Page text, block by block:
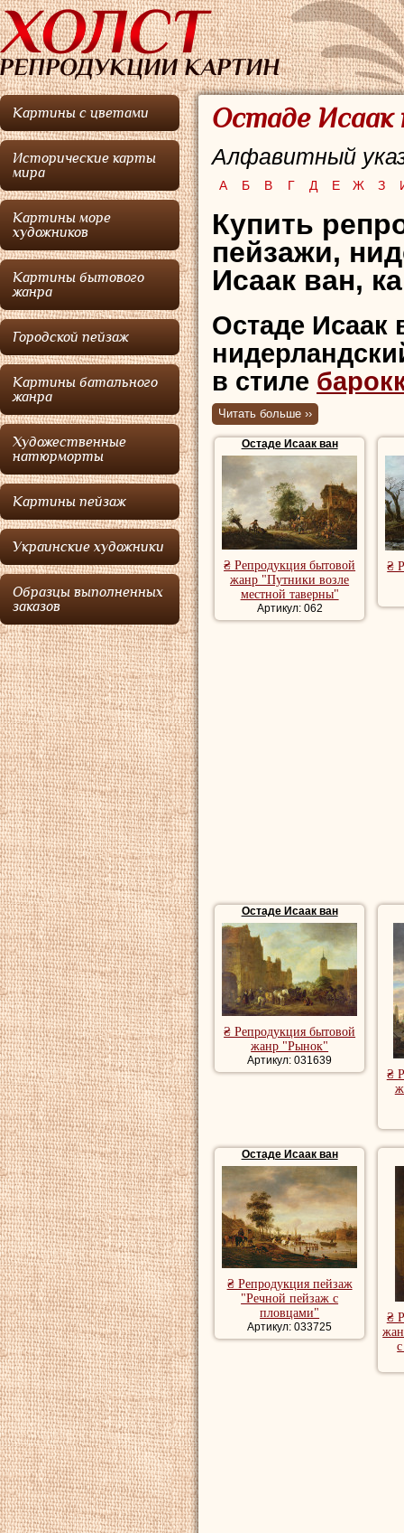
Картины с цветами
Исторические карты
мира
Картины море
художников
Картины бытового
жанра
Городской пейзаж
Картины батального
жанра
Художественные
натюрморты
Картины пейзаж
Украинские художники
Образцы выполненных
заказов
Остаде Исаак
Алфавитный
А Б В Г Д Е Ж З
Купить
пейзажи,
Исаак ван,
Остаде Исаак
в стиле
Остаде, брат и
Остаде, стал
конца 30-х гг.
жизнь, он
которые очень
брата,
Бытовые
пейзажи
Читать больше ››
Остаде Исаак ван
₴ Репродукция бытовой
жанр "Путники возле
местной таверны"
Артикул: 062
₴
Остаде Исаак ван
₴ Репродукция бытовой
жанр "Рынок"
Артикул: 031639
₴
Остаде Исаак ван
₴ Репродукция пейзаж
"Речной пейзаж с
пловцами"
Артикул: 033725
₴